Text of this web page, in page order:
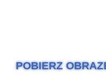
POBIERZ